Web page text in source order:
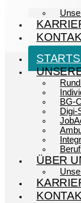
BG-
Digi-
ÜBER